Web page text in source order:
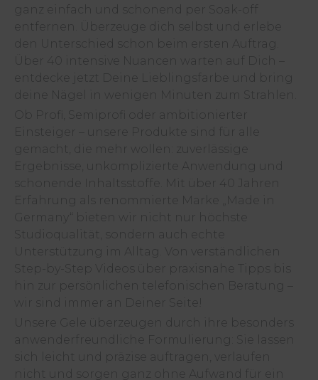
ganz einfach und schonend per Soak-off
entfernen. Überzeuge dich selbst und erlebe
den Unterschied schon beim ersten Auftrag.
Über 40 intensive Nuancen warten auf Dich –
entdecke jetzt Deine Lieblingsfarbe und bring
deine Nägel in wenigen Minuten zum Strahlen.
Ob Profi, Semiprofi oder ambitionierter
Einsteiger – unsere Produkte sind für alle
gemacht, die mehr wollen: zuverlässige
Ergebnisse, unkomplizierte Anwendung und
schonende Inhaltsstoffe. Mit über 40 Jahren
Erfahrung als renommierte Marke „Made in
Germany“ bieten wir nicht nur höchste
Studioqualität, sondern auch echte
Unterstützung im Alltag. Von verständlichen
Step-by-Step Videos über praxisnahe Tipps bis
hin zur persönlichen telefonischen Beratung –
wir sind immer an Deiner Seite!
Unsere Gele überzeugen durch ihre besonders
anwenderfreundliche Formulierung: Sie lassen
sich leicht und präzise auftragen, verlaufen
nicht und sorgen ganz ohne Aufwand für ein